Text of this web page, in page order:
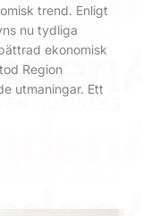
trend. Enligt
nu tydliga
ekonomisk
Region
utmaningar. Ett